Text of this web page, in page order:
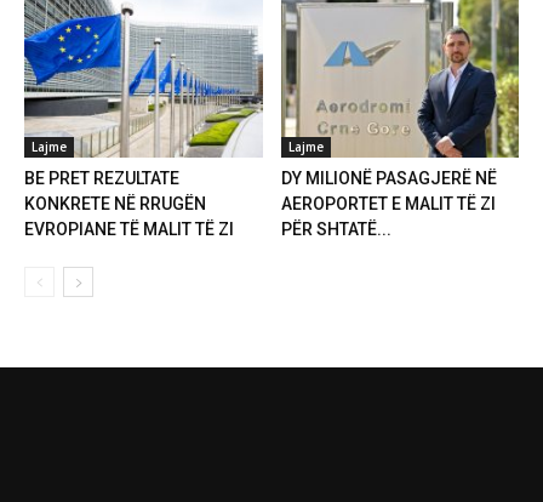
Lajme
BE PRET REZULTATE
KONKRETE NË RRUGËN
EVROPIANE TË MALIT TË ZI
Lajme
DY MILIONË PASAGJERË NË
AEROPORTET E MALIT TË ZI
PËR SHTATË...